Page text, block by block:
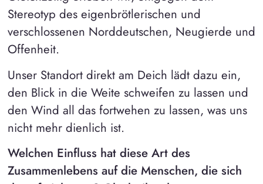
Stereotyp des eigenbrötlerischen und
verschlossenen Norddeutschen, Neugierde und
Offenheit.
Unser Standort direkt am Deich lädt dazu ein,
den Blick in die Weite schweifen zu lassen und
den Wind all das fortwehen zu lassen, was uns
nicht mehr dienlich ist.
Welchen Einfluss hat diese Art des
Zusammenlebens auf die Menschen, die sich